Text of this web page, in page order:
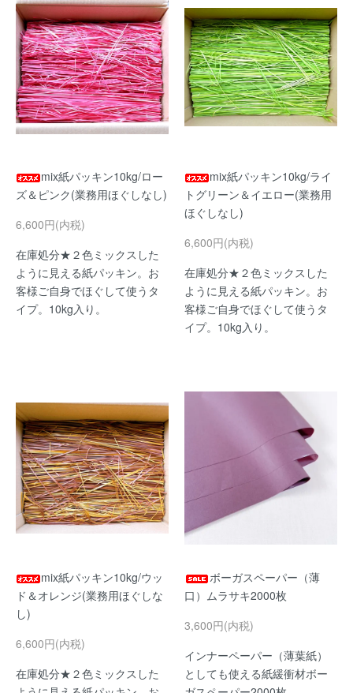
mix紙パッキン10kg/ロー
ズ＆ピンク(業務用ほぐしなし)
6,600円(内税)
在庫処分★２色ミックスした
ように見える紙パッキン。お
客様ご自身でほぐして使うタ
イプ。10kg入り。
mix紙パッキン10kg/ライ
トグリーン＆イエロー(業務用
ほぐしなし)
6,600円(内税)
在庫処分★２色ミックスした
ように見える紙パッキン。お
客様ご自身でほぐして使うタ
イプ。10kg入り。
mix紙パッキン10kg/ウッ
ド＆オレンジ(業務用ほぐしな
し)
6,600円(内税)
在庫処分★２色ミックスした
ボーガスペーパー（薄
口）ムラサキ2000枚
3,600円(内税)
インナーペーパー（薄葉紙）
としても使える紙緩衝材ボー